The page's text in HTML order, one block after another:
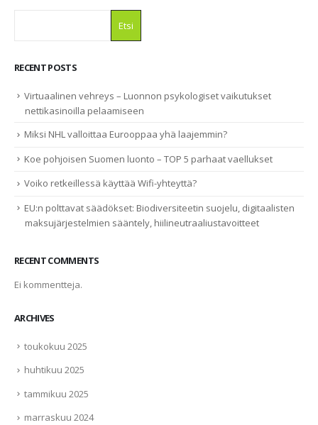
Etsi
RECENT POSTS
Virtuaalinen vehreys – Luonnon psykologiset vaikutukset
nettikasinoilla pelaamiseen
Miksi NHL valloittaa Eurooppaa yhä laajemmin?
Koe pohjoisen Suomen luonto – TOP 5 parhaat vaellukset
Voiko retkeillessä käyttää Wifi-yhteyttä?
EU:n polttavat säädökset: Biodiversiteetin suojelu, digitaalisten
maksujärjestelmien sääntely, hiilineutraaliustavoitteet
RECENT COMMENTS
Ei kommentteja.
ARCHIVES
toukokuu 2025
huhtikuu 2025
tammikuu 2025
marraskuu 2024